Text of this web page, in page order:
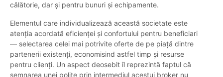
călătorie, dar și pentru bunuri și echipamente.
Elementul care individualizează această societate este
atenția acordată eficienței și confortului pentru beneficiari
— selectarea celei mai potrivite oferte de pe piață dintre
partenerii existenți, economisind astfel timp și resurse
pentru clienți. Un aspect deosebit îl reprezintă faptul că
semnarea unei polițe prin intermediul acestui broker nu